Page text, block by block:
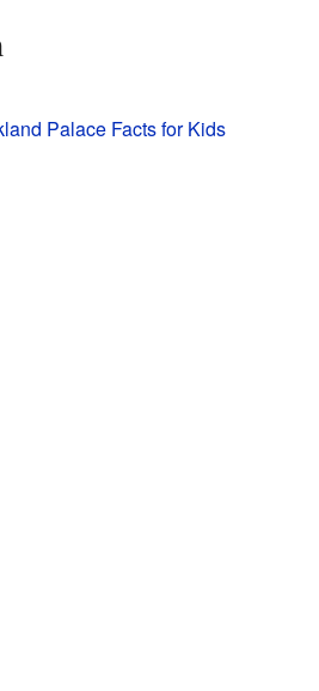
Palace Facts for Kids